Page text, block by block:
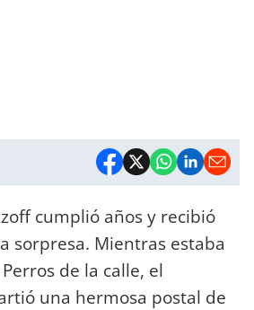
cumplió años y recibió
sorpresa. Mientras estaba
de la calle, el
una hermosa postal de